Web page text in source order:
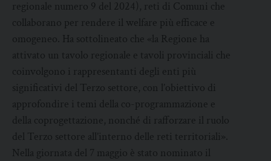
regionale numero 9 del 2024), reti di Comuni che
collaborano per rendere il welfare più efficace e
omogeneo. Ha sottolineato che «la Regione ha
attivato un tavolo regionale e tavoli provinciali che
coinvolgono i rappresentanti degli enti più
significativi del Terzo settore, con l’obiettivo di
approfondire i temi della co-programmazione e
della coprogettazione, nonché di rafforzare il ruolo
del Terzo settore all’interno delle reti territoriali».
Nella giornata del 7 maggio è stato nominato il